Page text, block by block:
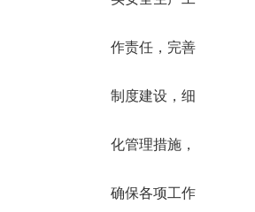
作责任，完善
制度建设，细
化管理措施，
确保各项工作